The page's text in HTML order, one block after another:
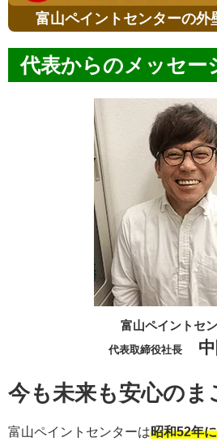
富山ペイントセンターの外
代表からのメッセー
富山ペイントセ
代表取締役社長
今も未来も安心のま
富山ペイントセンターは昭和52年